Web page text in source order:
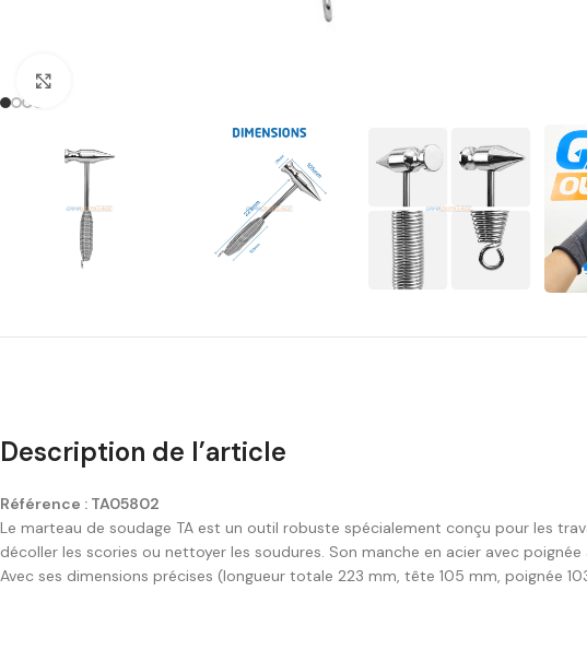
Description de l’article
Référence : TA05802
Le marteau de soudage TA est un outil robuste spécialement conçu pour les
décoller les scories ou nettoyer les soudures. Son manche en acier avec
Avec ses dimensions précises (longueur totale 223 mm, tête 105 mm, poignée